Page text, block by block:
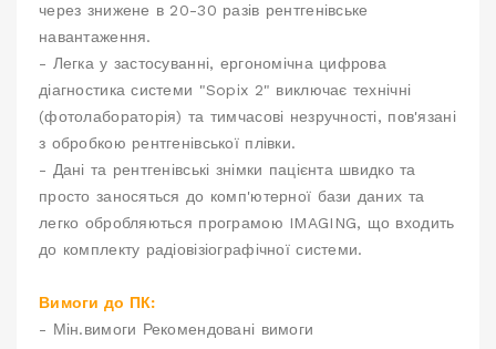
через знижене в 20-30 разів рентгенівське
навантаження.
- Легка у застосуванні, ергономічна цифрова
діагностика системи "Sopix 2" виключає технічні
(фотолабораторія) та тимчасові незручності, пов'язані
з обробкою рентгенівської плівки.
- Дані та рентгенівські знімки пацієнта швидко та
просто заносяться до комп'ютерної бази даних та
легко обробляються програмою IMAGING, що входить
до комплекту радіовізіографічної системи.
Вимоги до ПК:
- Мін.вимоги Рекомендовані вимоги